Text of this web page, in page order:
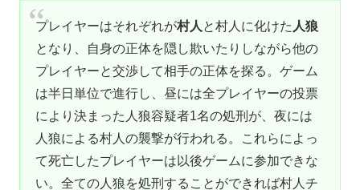
プレイヤーはそれぞれが村人 と村人に化けた 人狼
となり、自身の正体を隠し欺いたりしながら他の
プレイヤーと交渉して相手の正体を探る。ゲーム
は半日単位で進行し、昼には全プレイヤーの投票
により決まった人狼容疑者1名の処刑が、夜には
人狼による村人の襲撃が行われる。これらによっ
て死亡したプレイヤーは以後ゲームに参加できな
い。全ての人狼を処刑することができれば村人チ